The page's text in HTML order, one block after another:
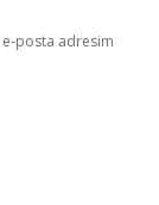
e-posta adresim